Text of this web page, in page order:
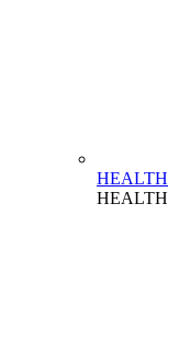
HEALTH
HEALTH